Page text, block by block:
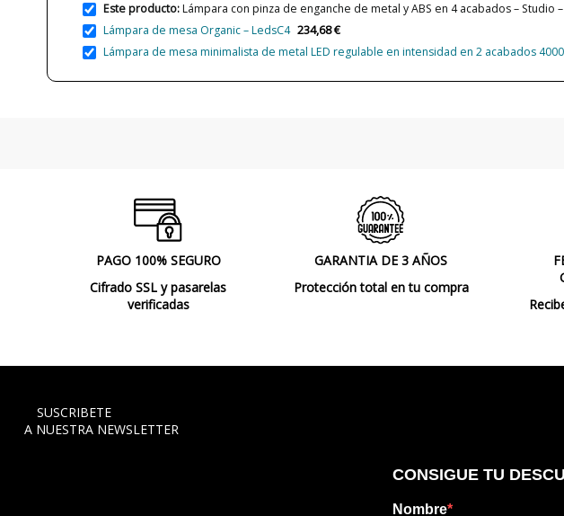
Este producto:Lámpara con pinza de enganche de metal y ABS en 4 acabados – Studio
Lámpara de mesa Organic – LedsC4 234,68 €
Lámpara de mesa minimalista de metal LED regulable en intensidad en 2 acabados
PAGO 100% SEGURO
Cifrado SSL y pasarelas
verificadas
GARANTIA DE 3 AÑOS
Protección total en tu compra
SUSCRIBETE
A NUESTRA NEWSLETTER